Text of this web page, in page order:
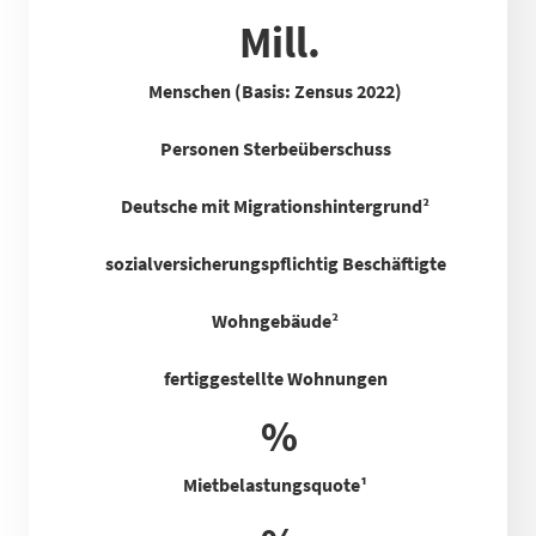
Mill.
Menschen (Basis: Zensus 2022)
Personen Sterbeüberschuss
Deutsche mit Migrationshintergrund²
sozialversicherungspflichtig Beschäftigte
Wohngebäude²
fertiggestellte Wohnungen
%
Mietbelastungsquote¹